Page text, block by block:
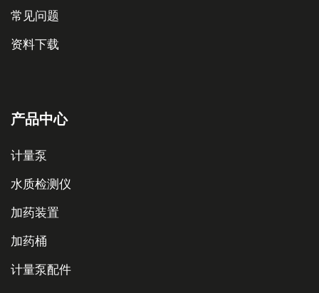
常见问题
资料下载
产品中心
计量泵
水质检测仪
加药装置
加药桶
计量泵配件